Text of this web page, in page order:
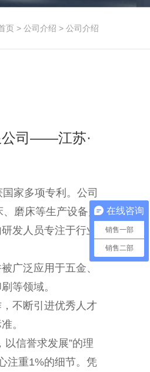
页 > 公司介绍 > 公司介绍
公司——江苏·
家多项专利。公司
磨床等生产设备多
发人员专注于行业
广泛应用于五金、
等领域。
不断引进优秀人才
。
以信誉求发展”的理
注重1%的细节。凭
在线咨询
销售一部
销售二部